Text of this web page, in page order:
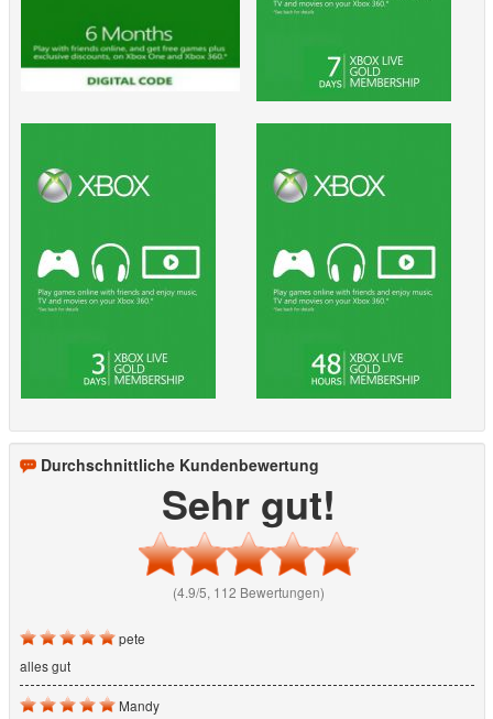
Durchschnittliche Kundenbewertung
Sehr gut!
(4.9/5, 112 Bewertungen)
pete
alles gut
Mandy